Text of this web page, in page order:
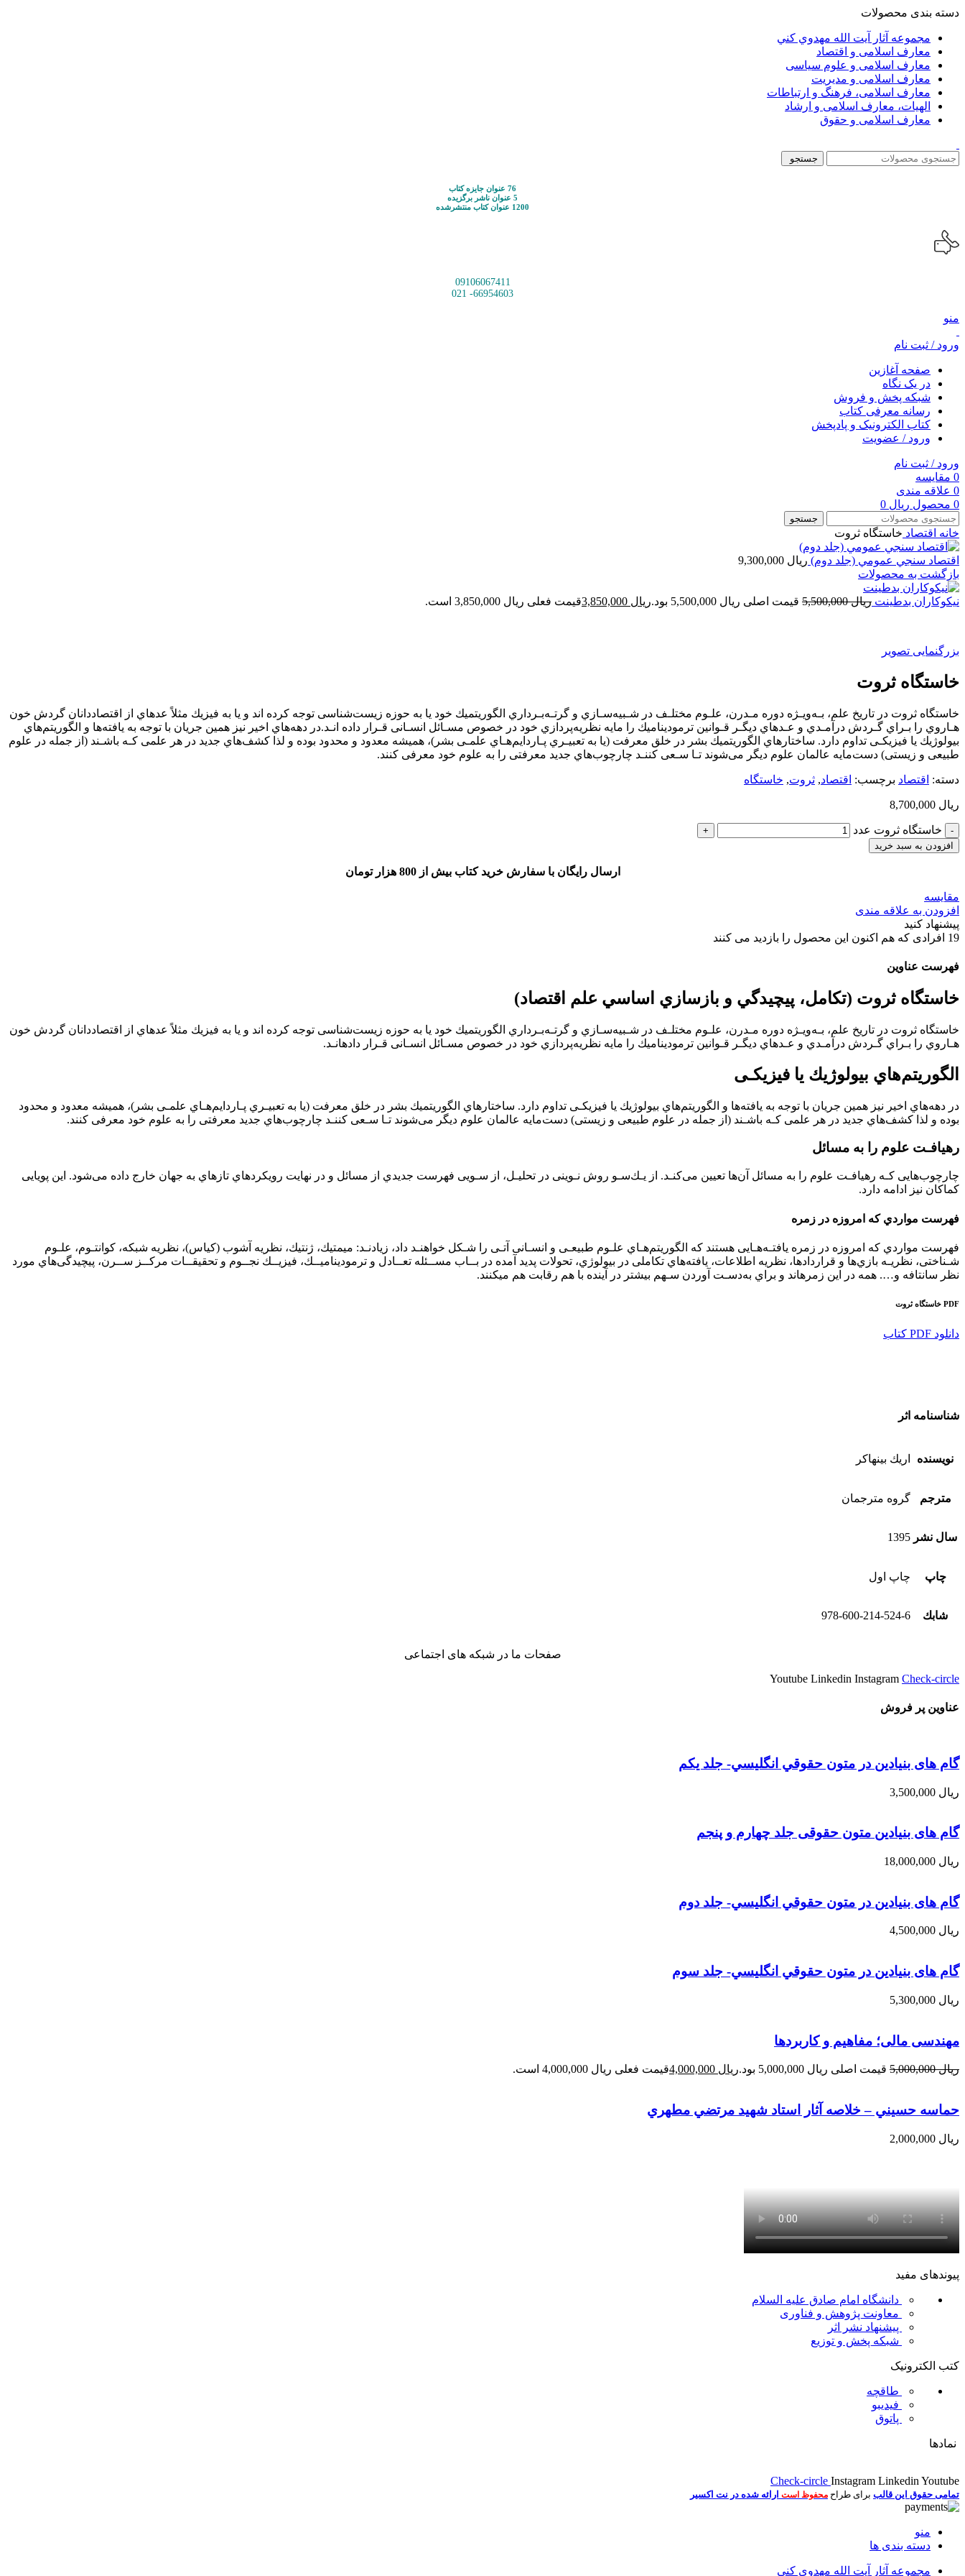
دسته بندی محصولات
مجموعه آثار آيت الله مهدوي كني
معارف اسلامی و اقتصاد
معارف اسلامی و علوم سیاسی
معارف اسلامی و مدیریت
معارف اسلامی، فرهنگ و ارتباطات
الهیات، معارف اسلامی و ارشاد
معارف اسلامی و حقوق
جستجو
76 عنوان جایزه کتاب
5 عنوان ناشر برگزیده
1200 عنوان کتاب منتشرشده
09106067411
66954603- 021
منو
ورود / ثبت نام
صفحه آغازین
در یک نگاه
شبکه پخش و فروش
رسانه معرفی کتاب
کتاب الکترونیک و پادپخش
ورود / عضویت
ورود / ثبت نام
0 مقایسه
0 علاقه مندی
0 محصول ریال
جستجو
خانه اقتصاد خاستگاه ثروت
اقتصاد سنجي عمومي (جلد دوم) ریال
بازگشت به محصولات
نیکوکاران بدطینت ریال5,500,000 قیمت اصلی ریال 5,500,000 بود. ریال قیمت فعلی ریال 3,850,000 است.
بزرگنمایی تصویر
خاستگاه ثروت
خاستگاه ثروت در ﺗﺎرﻳﺦ ﻋﻠﻢ، ﺑـﻪوﻳـﮋه دوره ﻣـﺪرن، ﻋﻠـﻮم ﻣﺨﺘﻠـﻒ در ﺷـﺒﻴﻪﺳـﺎزي و ﮔﺮﺗـﻪﺑـﺮداري اﻟﮕﻮرﻳﺘﻤﻴﻚ ﺧﻮد ﻳﺎ ﺑﻪ ﺣﻮزه زﻳﺴﺖﺷﻨﺎﺳﻰ ﺗﻮﺟﻪ ﻛﺮده اﻧﺪ و ﻳﺎ ﺑﻪ ﻓﻴﺰﻳﻚ ﻣﺜﻼً ﻋﺪهاي از اﻗﺘﺼﺎدداﻧﺎن ﮔﺮدش ﺧﻮن
ﻫـﺎروي را ﺑـﺮاي ﮔـﺮدش درآﻣـﺪي و ﻋـﺪهاي دﻳﮕـﺮ ﻗـﻮاﻧﻴﻦ ﺗﺮﻣﻮدﻳﻨﺎﻣﻴﻚ را ﻣﺎﻳﻪ ﻧﻈﺮﻳﻪﭘﺮدازي ﺧﻮد در ﺧﺼﻮص ﻣﺴـﺎﺋﻞ اﻧﺴـﺎﻧﻰ ﻗـﺮار داده اﻧـﺪ.در دﻫﻪﻫﺎي اﺧﻴﺮ ﻧﻴﺰ ﻫﻤﻴﻦ ﺟﺮﻳﺎن ﺑﺎ ﺗﻮﺟﻪ ﺑﻪ ﻳﺎﻓﺘﻪﻫﺎ و اﻟﮕﻮرﻳﺘﻢﻫﺎي
ﺑﻴﻮﻟﻮژﻳﻚ ﻳﺎ ﻓﻴﺰﻳﻜـﻰ ﺗﺪاوم دارد. ﺳﺎﺧﺘﺎرﻫﺎي اﻟﮕﻮرﻳﺘﻤﻴﻚ ﺑﺸﺮ در ﺧﻠﻖ ﻣﻌﺮﻓﺖ (ﻳﺎ ﺑﻪ ﺗﻌﺒﻴـﺮي ﭘـﺎرداﻳﻢﻫـﺎي ﻋﻠﻤـﻰ ﺑﺸﺮ)، ﻫﻤﻴﺸﻪ ﻣﻌﺪود و ﻣﺤﺪود ﺑﻮده و ﻟﺬا ﻛﺸﻒﻫﺎي ﺟﺪﻳﺪ در ﻫﺮ ﻋﻠﻤﻰ ﻛـﻪ ﺑﺎﺷـﻨﺪ (از ﺟﻤﻠﻪ در ﻋﻠﻮم
ﻃﺒﻴﻌﻰ و زﻳﺴﺘﻰ) دﺳﺖﻣﺎﻳﻪ ﻋﺎﻟﻤﺎن ﻋﻠﻮم دﻳﮕﺮ ﻣﻰﺷﻮﻧﺪ ﺗـﺎ ﺳـﻌﻰ ﻛﻨﻨـﺪ ﭼﺎرﭼﻮبﻫﺎي ﺟﺪﻳﺪ ﻣﻌﺮﻓﺘﻰ را ﺑﻪ ﻋﻠﻮم ﺧﻮد ﻣﻌﺮﻓﻰ ﻛﻨﻨﺪ.
دسته: اقتصاد برچسب: اقتصاد, ثروت, خاستگاه
ریال
خاستگاه ثروت عدد
افزودن به سبد خرید
ارسال رایگان با سفارش خرید کتاب بیش از 800 هزار تومان
مقایسه
افزودن به علاقه مندی
پیشنهاد کنید
19 افرادی که هم اکنون این محصول را بازدید می کنند
فهرست عناوین
خاستگاه ثروت (تكامل، پيچيدگي و بازسازي اساسي علم اقتصاد)
خاستگاه ثروت در ﺗﺎرﻳﺦ ﻋﻠﻢ، ﺑـﻪوﻳـﮋه دوره ﻣـﺪرن، ﻋﻠـﻮم ﻣﺨﺘﻠـﻒ در ﺷـﺒﻴﻪﺳـﺎزي و ﮔﺮﺗـﻪﺑـﺮداري اﻟﮕﻮرﻳﺘﻤﻴﻚ ﺧﻮد ﻳﺎ ﺑﻪ ﺣﻮزه زﻳﺴﺖﺷﻨﺎﺳﻰ ﺗﻮﺟﻪ ﻛﺮده اﻧﺪ و ﻳﺎ ﺑﻪ ﻓﻴﺰﻳﻚ ﻣﺜﻼً ﻋﺪهاي از اﻗﺘﺼﺎدداﻧﺎن ﮔﺮدش ﺧﻮن
ﻫـﺎروي را ﺑـﺮاي ﮔـﺮدش درآﻣـﺪي و ﻋـﺪهاي دﻳﮕـﺮ ﻗـﻮاﻧﻴﻦ ﺗﺮﻣﻮدﻳﻨﺎﻣﻴﻚ را ﻣﺎﻳﻪ ﻧﻈﺮﻳﻪﭘﺮدازي ﺧﻮد در ﺧﺼﻮص ﻣﺴـﺎﺋﻞ اﻧﺴـﺎﻧﻰ ﻗـﺮار دادهاﻧـﺪ.
اﻟﮕﻮرﻳﺘﻢﻫﺎي ﺑﻴﻮﻟﻮژﻳﻚ ﻳﺎ ﻓﻴﺰﻳﻜـﻰ
در دﻫﻪﻫﺎي اﺧﻴﺮ ﻧﻴﺰ ﻫﻤﻴﻦ ﺟﺮﻳﺎن ﺑﺎ ﺗﻮﺟﻪ ﺑﻪ ﻳﺎﻓﺘﻪﻫﺎ و اﻟﮕﻮرﻳﺘﻢﻫﺎي ﺑﻴﻮﻟﻮژﻳﻚ ﻳﺎ ﻓﻴﺰﻳﻜـﻰ ﺗﺪاوم دارد. ﺳﺎﺧﺘﺎرﻫﺎي اﻟﮕﻮرﻳﺘﻤﻴﻚ ﺑﺸﺮ در ﺧﻠﻖ ﻣﻌﺮﻓﺖ (ﻳﺎ ﺑﻪ ﺗﻌﺒﻴـﺮي ﭘـﺎرداﻳﻢﻫـﺎي ﻋﻠﻤـﻰ ﺑﺸﺮ)، ﻫﻤﻴﺸﻪ ﻣﻌﺪود و ﻣﺤﺪود
ﺑﻮده و ﻟﺬا ﻛﺸﻒﻫﺎي ﺟﺪﻳﺪ در ﻫﺮ ﻋﻠﻤﻰ ﻛـﻪ ﺑﺎﺷـﻨﺪ (از ﺟﻤﻠﻪ در ﻋﻠﻮم ﻃﺒﻴﻌﻰ و زﻳﺴﺘﻰ) دﺳﺖﻣﺎﻳﻪ ﻋﺎﻟﻤﺎن ﻋﻠﻮم دﻳﮕﺮ ﻣﻰﺷﻮﻧﺪ ﺗـﺎ ﺳـﻌﻰ ﻛﻨﻨـﺪ ﭼﺎرﭼﻮبﻫﺎي ﺟﺪﻳﺪ ﻣﻌﺮﻓﺘﻰ را ﺑﻪ ﻋﻠﻮم ﺧﻮد ﻣﻌﺮﻓﻰ ﻛﻨﻨﺪ.
رﻫﻴﺎﻓـﺖ ﻋﻠﻮم را ﺑﻪ ﻣﺴﺎﺋﻞ
ﭼﺎرﭼﻮبﻫﺎﻳﻰ ﻛـﻪ رﻫﻴﺎﻓـﺖ ﻋﻠﻮم را ﺑﻪ ﻣﺴﺎﺋﻞ آنﻫﺎ ﺗﻌﻴﻴﻦ ﻣﻰﻛﻨـﺪ. از ﻳـﻚﺳـﻮ روش ﻧـﻮﻳﻨﻰ در ﺗﺤﻠﻴـﻞ، از ﺳـﻮﻳﻰ ﻓﻬﺮﺳﺖ ﺟﺪﻳﺪي از ﻣﺴﺎﺋﻞ و در ﻧﻬﺎﻳﺖ روﻳﻜﺮدﻫﺎي ﺗﺎزهاي ﺑﻪ ﺟﻬﺎن ﺧﺎرج داده ﻣﻰﺷﻮد. اﻳﻦ ﭘﻮﻳﺎﻳﻰ
ﻛﻤﺎﻛﺎن ﻧﻴﺰ اداﻣﻪ دارد.
ﻓﻬﺮﺳﺖ ﻣﻮاردي ﻛﻪ اﻣﺮوزه در زﻣﺮه
ﻓﻬﺮﺳﺖ ﻣﻮاردي ﻛﻪ اﻣﺮوزه در زﻣﺮه ﻳﺎﻓﺘـﻪﻫـﺎﻳﻰ ﻫﺴﺘﻨﺪ ﻛﻪ اﻟﮕﻮرﻳﺘﻢﻫـﺎي ﻋﻠـﻮم ﻃﺒﻴﻌـﻰ و اﻧﺴـﺎﻧﻰ آﺗـﻰ را ﺷـﻜﻞ ﺧﻮاﻫﻨـﺪ داد، زﻳﺎدﻧـﺪ: ﻣﻴﻤﺘﻴﻚ، ژﻧﺘﻴﻚ، ﻧﻈﺮﻳﻪ آﺷﻮب (ﻛﻴﺎس)، ﻧﻈﺮﻳﻪ ﺷﺒﻜﻪ، ﻛﻮاﻧﺘـﻮم، ﻋﻠـﻮم
ﺷـﻨﺎﺧﺘﻰ، ﻧﻈﺮﻳـﻪ ﺑﺎزيﻫﺎ و ﻗﺮاردادﻫﺎ، ﻧﻈﺮﻳﻪ اﻃﻼﻋﺎت، ﻳﺎﻓﺘﻪﻫﺎي ﺗﻜﺎﻣﻠﻰ در ﺑﻴﻮﻟﻮژي، ﺗﺤﻮﻻت ﭘﺪﻳﺪ آﻣﺪه در ﺑــﺎب ﻣﺴــﺌﻠﻪ ﺗﻌــﺎدل و ﺗﺮﻣﻮدﻳﻨﺎﻣﻴــﻚ، ﻓﻴﺰﻳــﻚ ﻧﺠــﻮم و ﺗﺤﻘﻴﻘــﺎت ﻣﺮﻛــﺰ ﺳــﺮن، ﭘﻴﭽﻴﺪﮔﻰﻫﺎي ﻣﻮرد
ﻧﻈﺮ ﺳﺎﻧﺘﺎﻓﻪ و…. ﻫﻤﻪ در اﻳﻦ زﻣﺮهاﻧﺪ و ﺑﺮاي ﺑﻪدﺳـﺖ آوردن ﺳـﻬﻢ بيشتر در آينده با هم رقابت هم ميكنند.
PDF خاستگاه ثروت
دانلود PDF كتاب
شناسنامه اثر
نویسنده اريك بينهاكر
مترجم گروه مترجمان
سال نشر 1395
چاپ چاپ اول
شابك 978-600-214-524-6
صفحات ما در شبکه های اجتماعی
Youtube Linkedin Instagram Check-circle
عناوین پر فروش
گام های بنیادین در متون حقوقي انگليسي- جلد يكم
ریال
گام های بنیادین متون حقوقی جلد چهارم و پنجم
ریال
گام های بنیادین در متون حقوقي انگليسي- جلد دوم
ریال
گام های بنیادین در متون حقوقي انگليسي- جلد سوم
ریال
مهندسی مالی؛ مفاهیم و کاربردها
ریال5,000,000 قیمت اصلی ریال 5,000,000 بود. ریال قیمت فعلی ریال 4,000,000 است.
حماسه حسيني – خلاصه آثار استاد شهيد مرتضي مطهري
ریال
پیوندهای مفید
دانشگاه امام صادق علیه السلام
معاونت پژوهش و فناوری
پیشنهاد نشر اثر
شبکه پخش و توزیع
کتب الکترونیک
طاقچه
فیدیبو
پاتوق
نمادها
Check-circle Instagram Linkedin Youtube
تمامی حقوق این قالب برای طراح محفوظ است ارائه شده در نت اکسیر
منو
دسته بندی ها
مجموعه آثار آيت الله مهدوي كني